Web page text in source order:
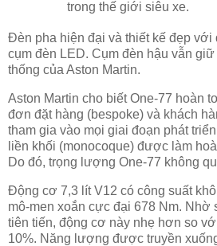
trong thế giới siêu xe.
Đèn pha hiện đại và thiết kế đẹp với
cụm đèn LED. Cụm đèn hậu vẫn
thống của Aston Martin.
Aston Martin cho biết One-77 hoàn
đơn đặt hàng (bespoke) và khách
tham gia vào mọi giai đoạn phát
liền khối (monocoque) được làm
Do đó, trọng lượng One-77 không
Động cơ 7,3 lít V12 có công suất
mô-men xoắn cực đại 678 Nm. Nhờ
tiên tiến, động cơ này nhẹ hơn so
10%. Năng lượng được truyền